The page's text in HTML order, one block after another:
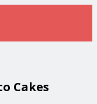
Cakes